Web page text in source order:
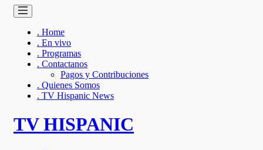
. Home
. En vivo
. Programas
. Contactanos
Pagos y Contribuciones
. Quienes Somos
. TV Hispanic News
TV HISPANIC